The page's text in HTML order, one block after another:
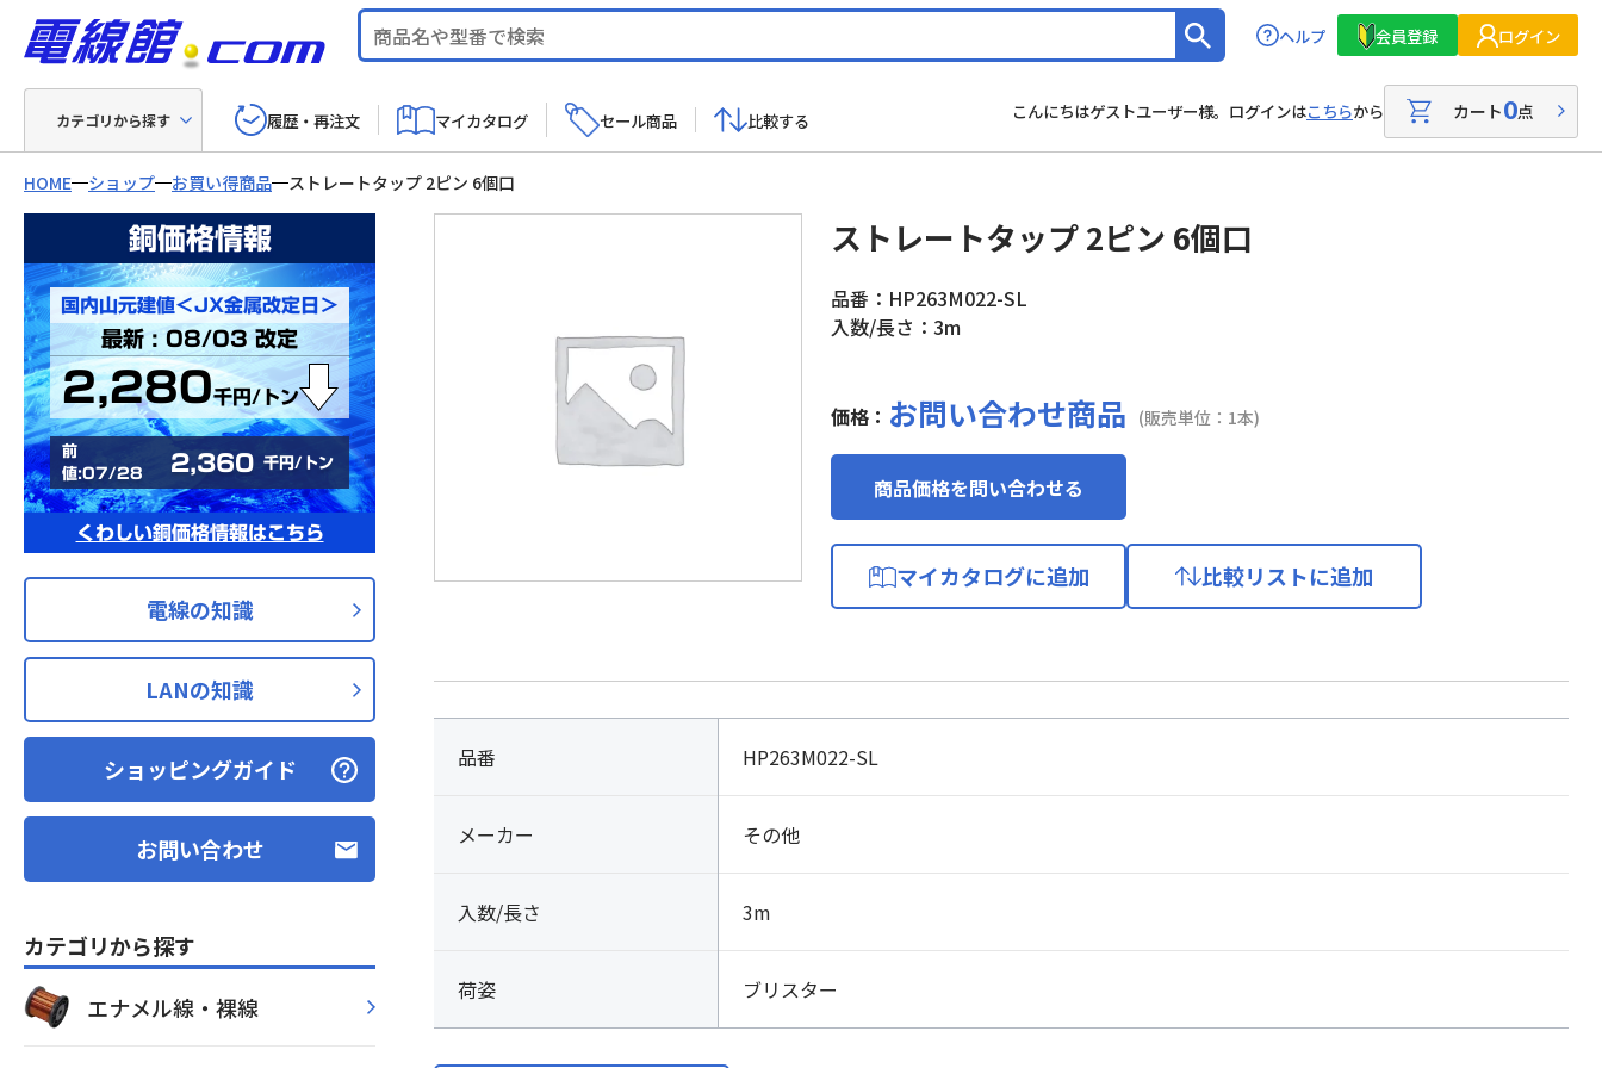
ヘルプ 会員登録 ログイン
カテゴリから探す 履歴・再注文 マイカタログ セール商品 比較する こんにちはゲストユーザー様。ログインはこちらから カート0点
HOME ショップ お買い得商品 ストレートタップ 2ピン 6個口
銅価格情報
国内山元建値＜JX金属改定日＞
最新 : 08/03 改定
2,280千円/トン
前
値:07/28
2,360 千円/トン
くわしい銅価格情報はこちら
電線の知識
LANの知識
ショッピングガイド
お問い合わせ
カテゴリから探す
エナメル線・裸線
ストレートタップ 2ピン 6個口
品番：HP263M022-SL
入数/長さ：3m
価格： お問い合わせ商品 (販売単位：1本)
商品価格を問い合わせる
マイカタログに追加 比較リストに追加
品番 HP263M022-SL
メーカー その他
入数/長さ 3m
荷姿 ブリスター